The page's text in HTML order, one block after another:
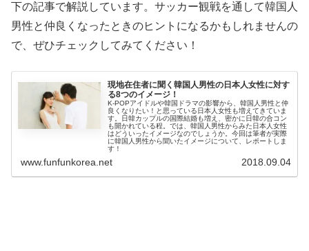
下の記事で解説しています。サッカー観戦を通して韓国人
男性と仲良くなったときのヒントになるかもしれませんの
で、ぜひチェックしてみてください！
現地在住者に聞く韓国人男性の日本人女性に対す
る8つのイメージ！
K-POPアイドルや韓国ドラマの影響から、韓国人男性と仲
良くなりたい！と思っている日本人女性も増えてきていま
す。日韓カップルの国際結婚も増え、密かに日韓の合コン
も開かれている程。では、韓国人男性からみた日本人女性
はどういったイメージなのでしょうか。今回は筆者が実際
に韓国人男性から聞いたイメージについて、レポートしま
す！
www.funfunkorea.net 2018.09.04